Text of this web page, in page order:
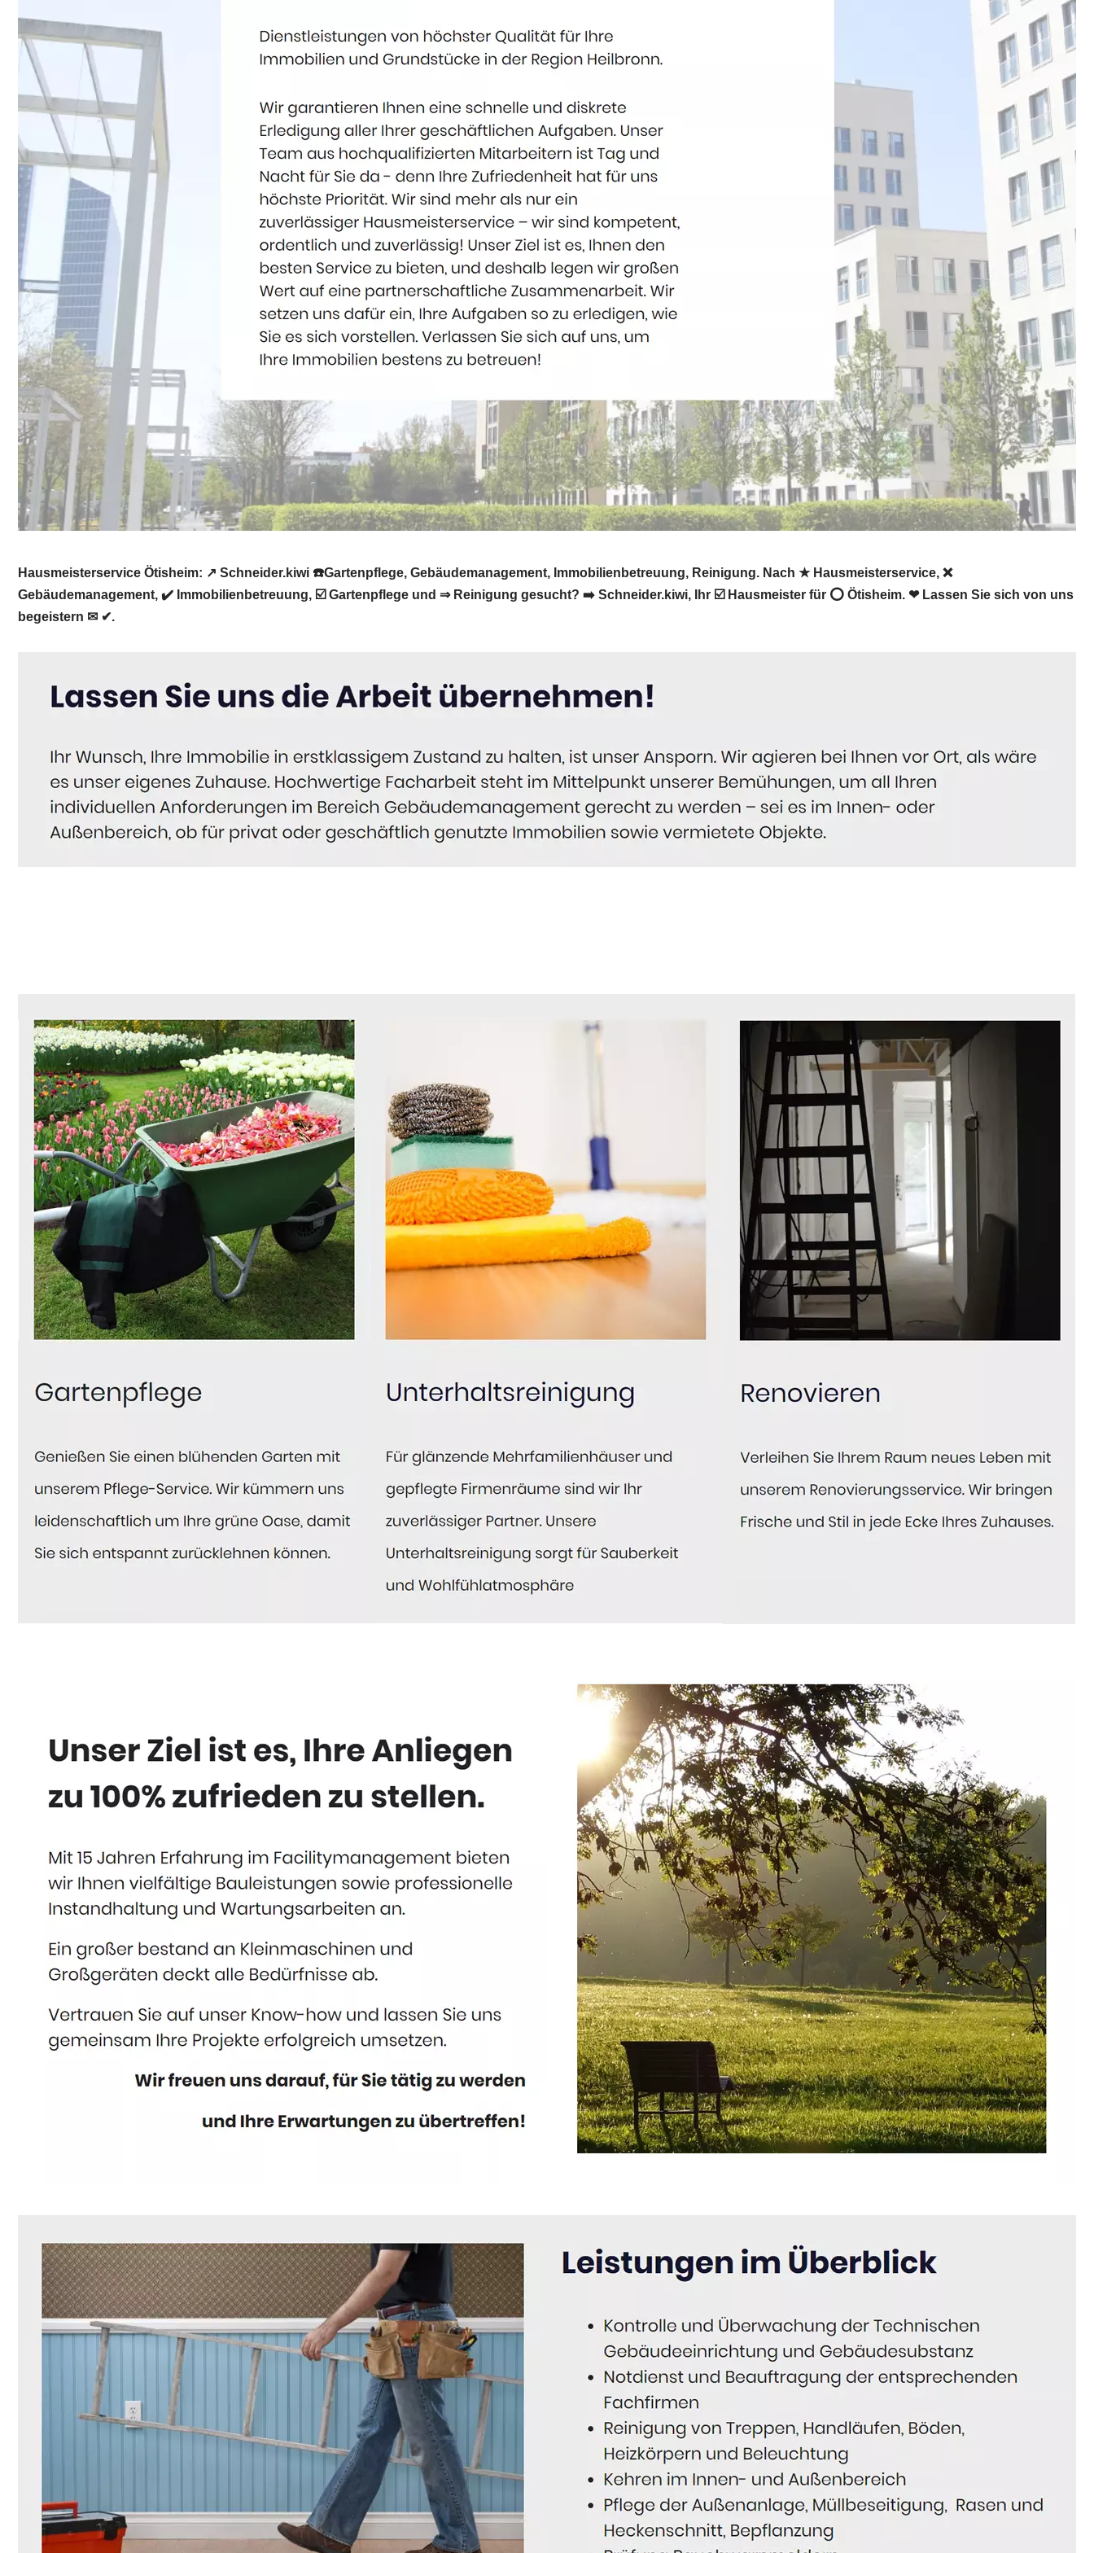
Hausmeisterservice Ötisheim: ↗️ Schneider.kiwi ☎️Gartenpflege, Gebäudemanagement, Immobilienbetreuung, Reinigung. Nach ★ Hausmeisterservice, ❌
Gebäudemanagement, ✔️ Immobilienbetreuung, ☑️ Gartenpflege und ⇒ Reinigung gesucht? ➡️ Schneider.kiwi, Ihr ☑️ Hausmeister für ⭕ Ötisheim. ❤ Lassen Sie sich von uns
begeistern ✉ ✔.